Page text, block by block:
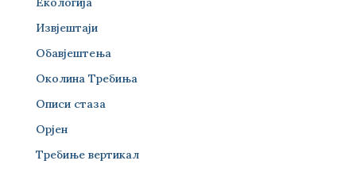
Извјештаји
Обавјештења
Околина Требиња
Описи стаза
Орјен
Требиње вертикал